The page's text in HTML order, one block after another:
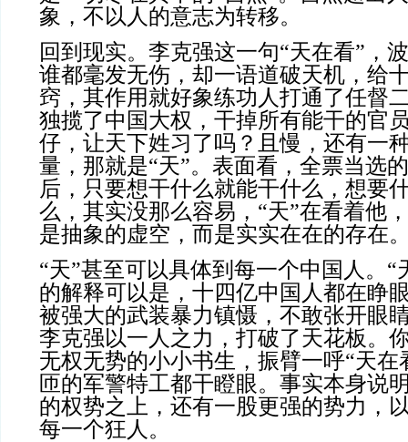
象，不以人的意志为转移。
回到现实。李克强这一句“天在看”，
谁都毫发无伤，却一语道破天机，给
窍，其作用就好象练功人打通了任督
独揽了中国大权，干掉所有能干的官
仔，让天下姓习了吗？且慢，还有一
量，那就是“天”。表面看，全票当选
后，只要想干什么就能干什么，想要
么，其实没那么容易，“天”在看着他
是抽象的虚空，而是实实在在的存在
“天”甚至可以具体到每一个中国人。“
的解释可以是，十四亿中国人都在睁
被强大的武装暴力镇慑，不敢张开眼
李克强以一人之力，打破了天花板。
无权无势的小小书生，振臂一呼“天在
匝的军警特工都干瞪眼。事实本身说
的权势之上，还有一股更强的势力，
每一个狂人。